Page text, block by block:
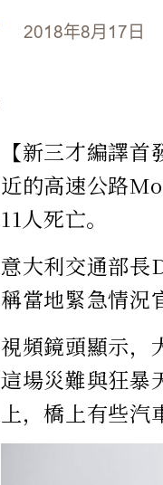
2018年8月17日
【新三才編譯
近的高速公路
11人死亡。
意大利交通部
稱當地緊急情況
視頻鏡頭顯示，
這場災難與狂暴
上，橋上有些汽